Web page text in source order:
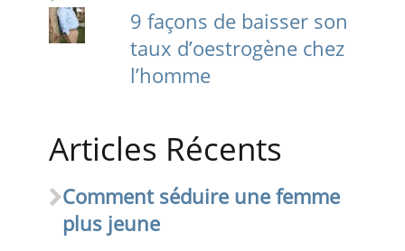
9 façons de baisser son
taux d’oestrogène chez
l’homme
Articles Récents
Comment séduire une femme
plus jeune